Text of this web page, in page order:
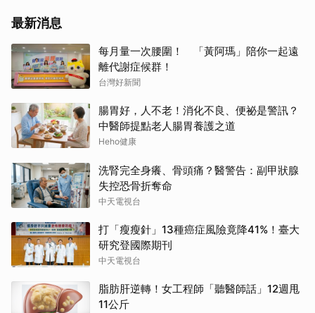
最新消息
每月量一次腰圍！ 「黃阿瑪」陪你一起遠
離代謝症候群！
台灣好新聞
腸胃好，人不老！消化不良、便祕是警訊？
中醫師提點老人腸胃養護之道
Heho健康
洗腎完全身癢、骨頭痛？醫警告：副甲狀腺
失控恐骨折奪命
中天電視台
打「瘦瘦針」13種癌症風險竟降41%！臺大
研究登國際期刊
中天電視台
脂肪肝逆轉！女工程師「聽醫師話」12週甩
11公斤